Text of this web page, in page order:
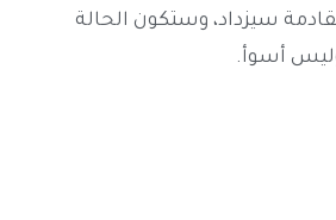
سيزداد، وستكون الحالة
أسوأ.